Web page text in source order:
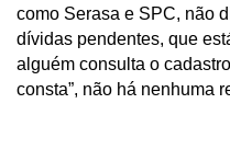
como Serasa e SPC, não
dívidas pendentes, que
alguém consulta o
consta”, não há nenhuma